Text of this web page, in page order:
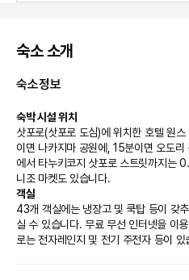
숙소 소개
숙소정보
숙박 시설 위치
삿포로(삿포로 도심)에 위치한 호텔 원
이면 나카지마 공원에, 15분이면 오도
에서 타누키코지 삿포로 스트릿까지는
니조 마켓도 있습니다.
객실
43개 객실에는 냉장고 및 쿡탑 등이 갖
실 수 있습니다. 무료 무선 인터넷을 이
로는 전자레인지 및 전기 주전자 등이 있